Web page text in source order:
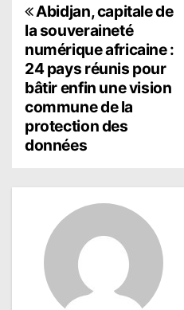
N
a
v
i
g
Abidjan, capitale de
la souveraineté
numérique africaine :
24 pays réunis pour
bâtir enfin une vision
commune de la
protection des
données